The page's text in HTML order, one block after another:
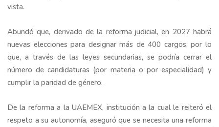
vista.
Abundó que, derivado de la reforma judicial, en 2027 habrá
nuevas elecciones para designar más de 400 cargos, por lo
que, a través de las leyes secundarias, se podría cerrar el
número de candidaturas (por materia o por especialidad) y
cumplir la paridad de género.
De la reforma a la UAEMEX, institución a la cual le reiteró el
respeto a su autonomía, aseguró que se necesita una reforma